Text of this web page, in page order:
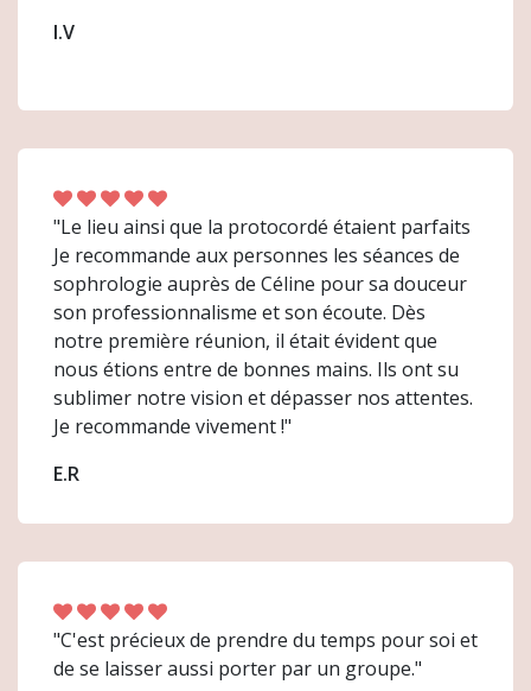
I.V
"Le lieu ainsi que la protocordé étaient parfaits
Je recommande aux personnes les séances de
sophrologie auprès de Céline pour sa douceur
son professionnalisme et son écoute. Dès
notre première réunion, il était évident que
nous étions entre de bonnes mains. Ils ont su
sublimer notre vision et dépasser nos attentes.
Je recommande vivement !"
E.R
"C'est précieux de prendre du temps pour soi et
de se laisser aussi porter par un groupe."